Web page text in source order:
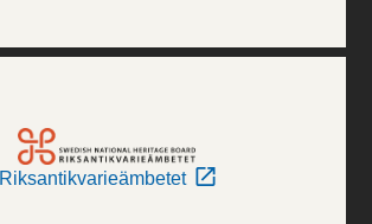
Riksantikvarieämbetet